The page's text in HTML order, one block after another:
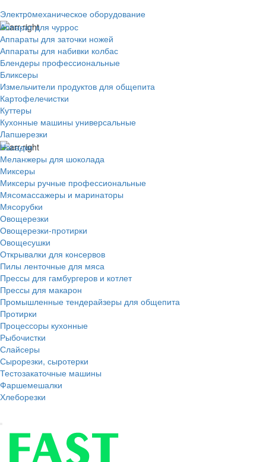
Электрoмеханическое оборудование
Аппарат для чуррос
Аппараты для заточки ножей
Аппараты для набивки колбас
Блендеры профессиональные
Бликсеры
Измельчители продуктов для общепита
Картофелечистки
Куттеры
Кухонные машины универсальные
Лапшерезки
Насадки
Меланжеры для шоколада
Миксеры
Миксеры ручные профессиональные
Мясомассажеры и маринаторы
Мясорубки
Овощерезки
Овощерезки-протирки
Овощесушки
Открывалки для консервов
Пилы ленточные для мяса
Прессы для гамбургеров и котлет
Прессы для макарон
Промышленные тендерайзеры для общепита
Протирки
Процессоры кухонные
Рыбочистки
Слайсеры
Сырорезки, сыротерки
Тестозакаточные машины
Фаршемешалки
Хлеборезки